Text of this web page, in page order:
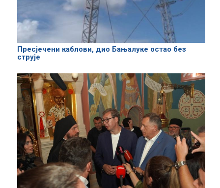
Пресјечени каблови, дио Бањалуке остао без
струје